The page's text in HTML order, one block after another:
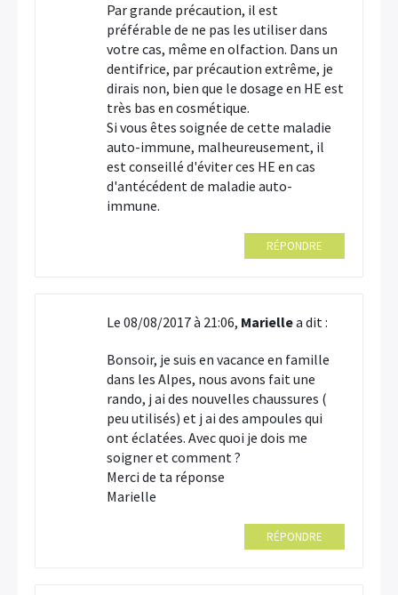
Par grande précaution, il est
préférable de ne pas les utiliser dans
votre cas, même en olfaction. Dans un
dentifrice, par précaution extrême, je
dirais non, bien que le dosage en HE est
très bas en cosmétique.
Si vous êtes soignée de cette maladie
auto-immune, malheureusement, il
est conseillé d'éviter ces HE en cas
d'antécédent de maladie auto-
immune.
RÉPONDRE
Le 08/08/2017 à 21:06, Mariellea dit :
Bonsoir, je suis en vacance en famille
dans les Alpes, nous avons fait une
rando, j ai des nouvelles chaussures (
peu utilisés) et j ai des ampoules qui
ont éclatées. Avec quoi je dois me
soigner et comment ?
Merci de ta réponse
Marielle
RÉPONDRE